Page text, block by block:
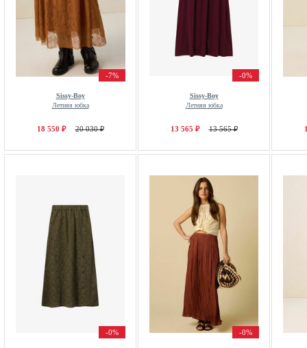
-7%
Sissy-Boy
Летняя юбка
18 550 ₽ 20 030 ₽
-0%
Sissy-Boy
Летняя юбка
13 565 ₽ 13 565 ₽
-0% -0%